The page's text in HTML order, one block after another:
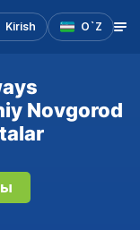
Kirish O`Z
Novgorod